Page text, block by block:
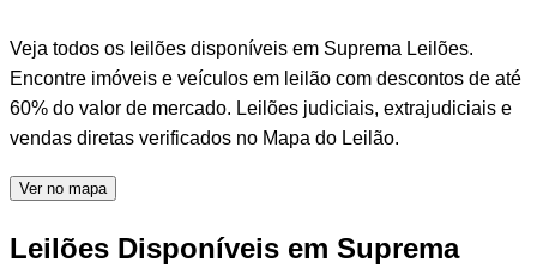
Veja todos os leilões disponíveis em Suprema Leilões.
Encontre imóveis e veículos em leilão com descontos de até
60% do valor de mercado. Leilões judiciais, extrajudiciais e
vendas diretas verificados no Mapa do Leilão.
Ver no mapa
Leilões Disponíveis em Suprema